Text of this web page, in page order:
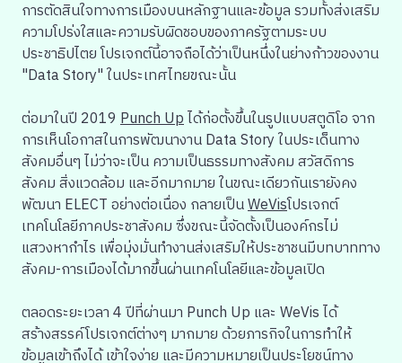
การตัดสินใจทางการเมืองบนหลักฐานและข้อมูล รวมทั้งส่งเสริม
ความโปร่งใสและความรับผิดชอบของภาครัฐตามระบบ
ประชาธิปไตยโปรเจกต์นี้อาจถือได้ว่าเป็นหนึ่งในย่างก้าวของงาน
"Data Story" ในประเทศไทยขณะนั้น
ต่อมาในปี 2019 Punch Up ได้ก่อตั้งขึ้นในรูปแบบสตูดิโอ จาก
การเห็นโอกาสในการพัฒนางาน Data Story ในประเด็นทาง
สังคมอื่นๆ ไม่ว่าจะเป็น ความเป็นธรรมทางสังคม สวัสดิการ
สังคม สิ่งแวดล้อม และอีกมากมาย ในขณะเดียวกันเรายังคง
พัฒนา ELECT อย่างต่อเนื่อง กลายเป็น WeVisโปรเจกต์
เทคโนโลยีภาคประชาสังคม ซึ่งขณะนี้จัดตั้งเป็นองค์กรไม่
แสวงหากำไร เพื่อมุ่งมั่นทำงานส่งเสริมให้ประชาชนมีบทบาททาง
สังคม-การเมืองได้มากขึ้นผ่านเทคโนโลยีและข้อมูลเปิด
ตลอดระยะเวลา 4 ปีที่ผ่านมา Punch Up และ WeVis ได้
สร้างสรรค์โปรเจกต์ต่างๆ มากมาย ด้วยภารกิจในการทำให้
ข้อมูลเข้าถึงได้ เข้าใจง่าย และมีความหมายเป็นประโยชน์ทาง